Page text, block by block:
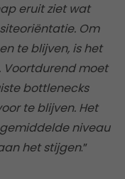
eruit ziet wat
Om
te blijven, is het
Voortdurend moet
bottlenecks
te blijven. Het
niveau
het stijgen.”